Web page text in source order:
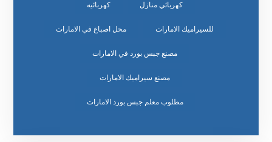
كهربائي منازل كهربائيه
للسيراميك الامارات محل اصباغ في الامارات
مصنع جبس بورد في الامارات
مصنع سيراميك الامارات
مطلوب معلم جبس بورد الامارات